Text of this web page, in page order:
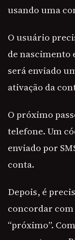
usando uma
O usuário
de nascimento
será enviado
ativação da
O próximo
telefone. Um
enviado por
conta.
Depois, é
concordar
“próximo”.